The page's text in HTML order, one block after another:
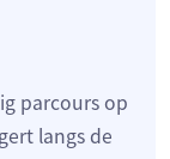
parcours op
langs de